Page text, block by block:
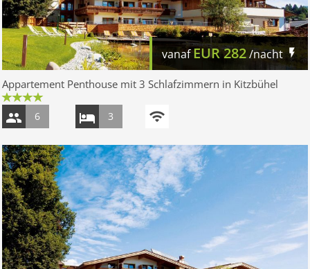
vanafEUR282/nacht
Appartement Penthouse mit 3 Schlafzimmern in Kitzbühel
6 3